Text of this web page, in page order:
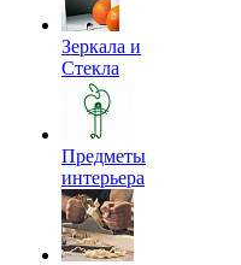
Зеркала и
Стекла
Предметы
интерьера